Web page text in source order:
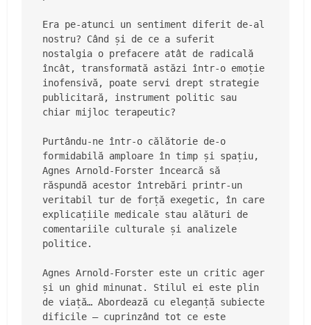
Era pe-atunci un sentiment diferit de-al
nostru? Când și de ce a suferit
nostalgia o prefacere atât de radicală
încât, transformată astăzi într-o emoție
inofensivă, poate servi drept strategie
publicitară, instrument politic sau
chiar mijloc terapeutic?
Purtându-ne într-o călătorie de-o
formidabilă amploare în timp și spațiu,
Agnes Arnold-Forster încearcă să
răspundă acestor întrebări printr-un
veritabil tur de forță exegetic, în care
explicațiile medicale stau alături de
comentariile culturale și analizele
politice.
Agnes Arnold-Forster este un critic ager
și un ghid minunat. Stilul ei este plin
de viață… Abordează cu eleganță subiecte
dificile – cuprinzând tot ce este